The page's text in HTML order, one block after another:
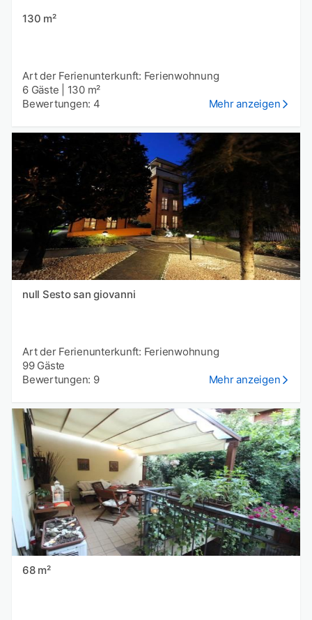
130 m²
Art der Ferienunterkunft: Ferienwohnung
6 Gäste
130 m²
Bewertungen: 4
Mehr anzeigen
null Sesto san giovanni
Art der Ferienunterkunft: Ferienwohnung
99 Gäste
Bewertungen: 9
Mehr anzeigen
68 m²